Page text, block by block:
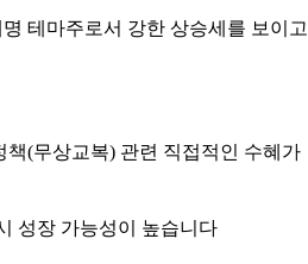
테마주로서 강한 상승세를 보이고
책(무상교복) 관련 직접적인 수혜가
성장 가능성이 높습니다